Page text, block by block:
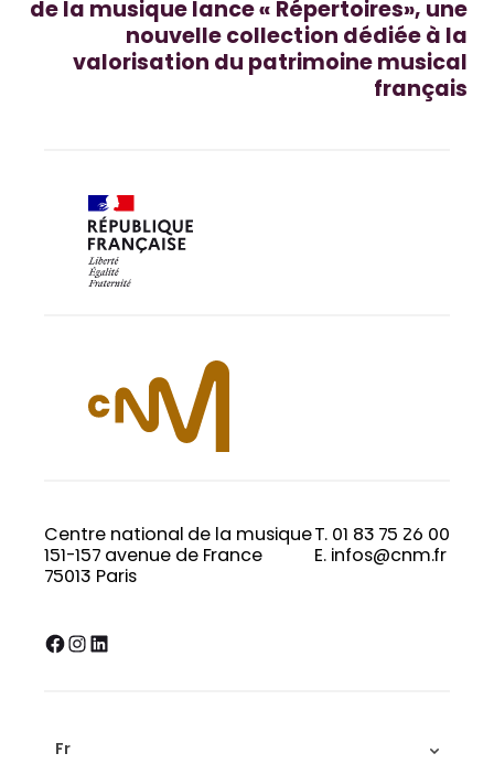
de la musique lance « Répertoires», une
nouvelle collection dédiée à la
valorisation du patrimoine musical
français
Centre national de la musique
151-157 avenue de France
75013 Paris
T. 01 83 75 26 00
E. infos@cnm.fr
Facebook InstagramLinkedIn
Fr